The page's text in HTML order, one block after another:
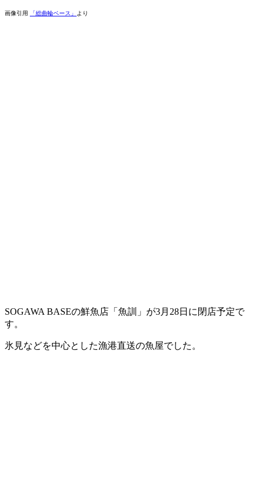
画像引用 「総曲輪ベース」 より
SOGAWA BASEの鮮魚店「魚訓」が3月28日に閉店予定で
す。
氷見などを中心とした漁港直送の魚屋でした。